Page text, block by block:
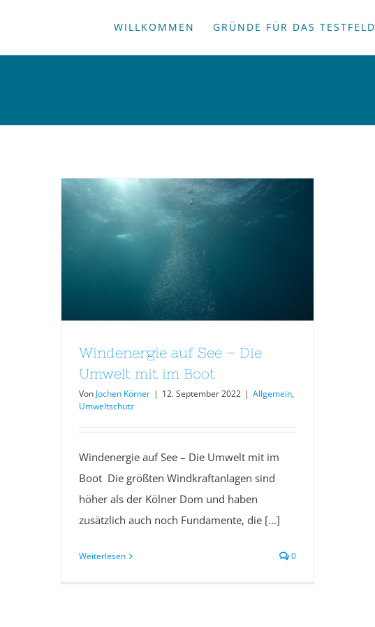
springen
WILLKOMMEN GRÜNDE FÜR DAS TESTFELD
Windenergie auf See – Die
Umwelt mit im Boot
Von Jochen Körner | 12. September 2022 | Allgemein,
Umweltschutz
Windenergie auf See – Die Umwelt mit im
Boot Die größten Windkraftanlagen sind
höher als der Kölner Dom und haben
zusätzlich auch noch Fundamente, die [...]
Weiterlesen 0